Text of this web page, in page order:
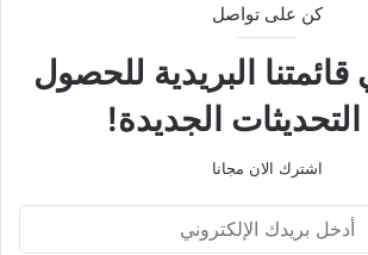
كن على تواصل
البريدية للحصول
الجديدة!
اشترك الان مجانا